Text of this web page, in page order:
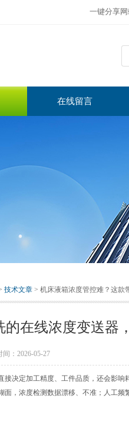
一键分享网
在线留言
技术文章 > 机床液箱浓度管控难？这款带
在线浓度变送器
：2026-05-27
决定加工精度、工件品质，还会影响
，浓度检测数据漂移、不准；人工频